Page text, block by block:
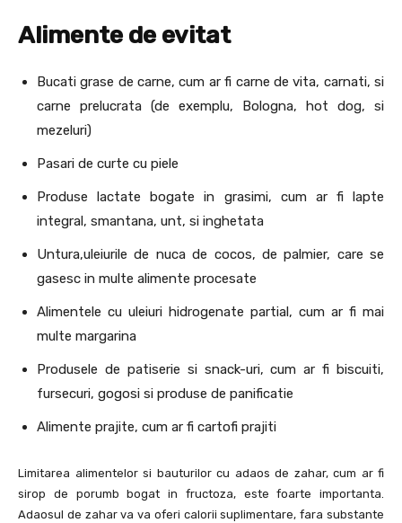
Alimente de evitat
Bucati grase de carne, cum ar fi carne de vita, carnati, si
carne prelucrata (de exemplu, Bologna, hot dog, si
mezeluri)
Pasari de curte cu piele
Produse lactate bogate in grasimi, cum ar fi lapte
integral, smantana, unt, si inghetata
Untura,uleiurile de nuca de cocos, de palmier, care se
gasesc in multe alimente procesate
Alimentele cu uleiuri hidrogenate partial, cum ar fi mai
multe margarina
Produsele de patiserie si snack-uri, cum ar fi biscuiti,
fursecuri, gogosi si produse de panificatie
Alimente prajite, cum ar fi cartofi prajiti
Limitarea alimentelor si bauturilor cu adaos de zahar, cum ar fi
sirop de porumb bogat in fructoza, este foarte importanta.
Adaosul de zahar va va oferi calorii suplimentare, fara substante